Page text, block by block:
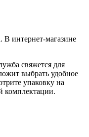
В интернет-магазине
свяжется для
выбрать удобное
упаковку на
комплектации.